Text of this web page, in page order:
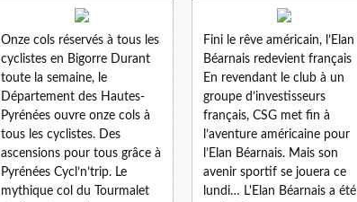
Onze cols réservés à tous les
cyclistes en Bigorre Durant
toute la semaine, le
Département des Hautes-
Pyrénées ouvre onze cols à
tous les cyclistes. Des
ascensions pour tous grâce à
Pyrénées Cycl’n’trip. Le
mythique col du Tourmalet
Fini le rêve américain, l’Elan
Béarnais redevient français
En revendant le club à un
groupe d’investisseurs
français, CSG met fin à
l’aventure américaine pour
l’Elan Béarnais. Mais son
avenir sportif se jouera ce
lundi… L'Elan Béarnais a été